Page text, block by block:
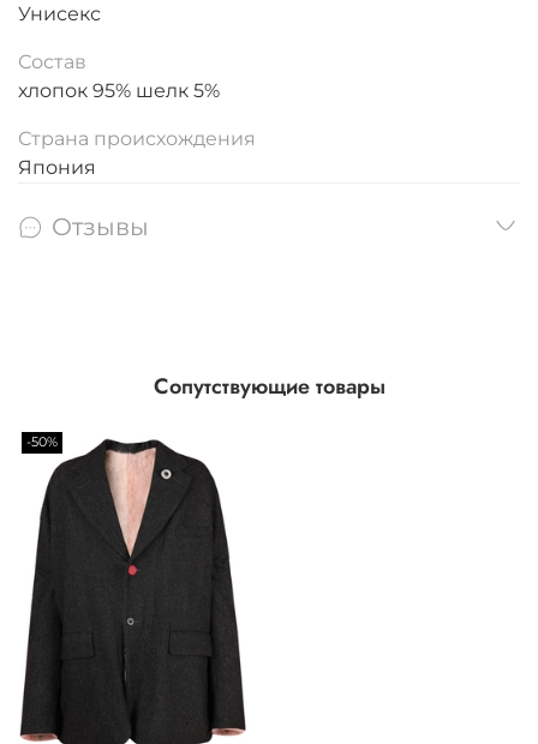
Унисекс
Состав
хлопок 95% шелк 5%
Страна происхождения
Япония
Отзывы
Сопутствующие товары
-50%